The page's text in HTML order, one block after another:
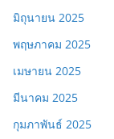
มิถุนายน 2025
พฤษภาคม 2025
เมษายน 2025
มีนาคม 2025
กุมภาพันธ์ 2025